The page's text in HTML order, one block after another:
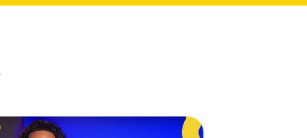
Reproduzir Vídeo